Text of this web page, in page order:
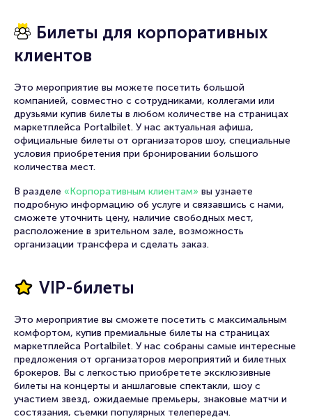
Билеты для корпоративных
клиентов
Это мероприятие вы можете посетить большой
компанией, совместно с сотрудниками, коллегами или
друзьями купив билеты в любом количестве на страницах
маркетплейса Portalbilet. У нас актуальная афиша,
официальные билеты от организаторов шоу, специальные
условия приобретения при бронировании большого
количества мест.
В разделе «Корпоративным клиентам» вы узнаете
подробную информацию об услуге и связавшись с нами,
сможете уточнить цену, наличие свободных мест,
расположение в зрительном зале, возможность
организации трансфера и сделать заказ.
VIP-билеты
Это мероприятие вы сможете посетить с максимальным
комфортом, купив премиальные билеты на страницах
маркетплейса Portalbilet. У нас собраны самые интересные
предложения от организаторов мероприятий и билетных
брокеров. Вы с легкостью приобретете эксклюзивные
билеты на концерты и аншлаговые спектакли, шоу с
участием звезд, ожидаемые премьеры, знаковые матчи и
состязания, съемки популярных телепередач.